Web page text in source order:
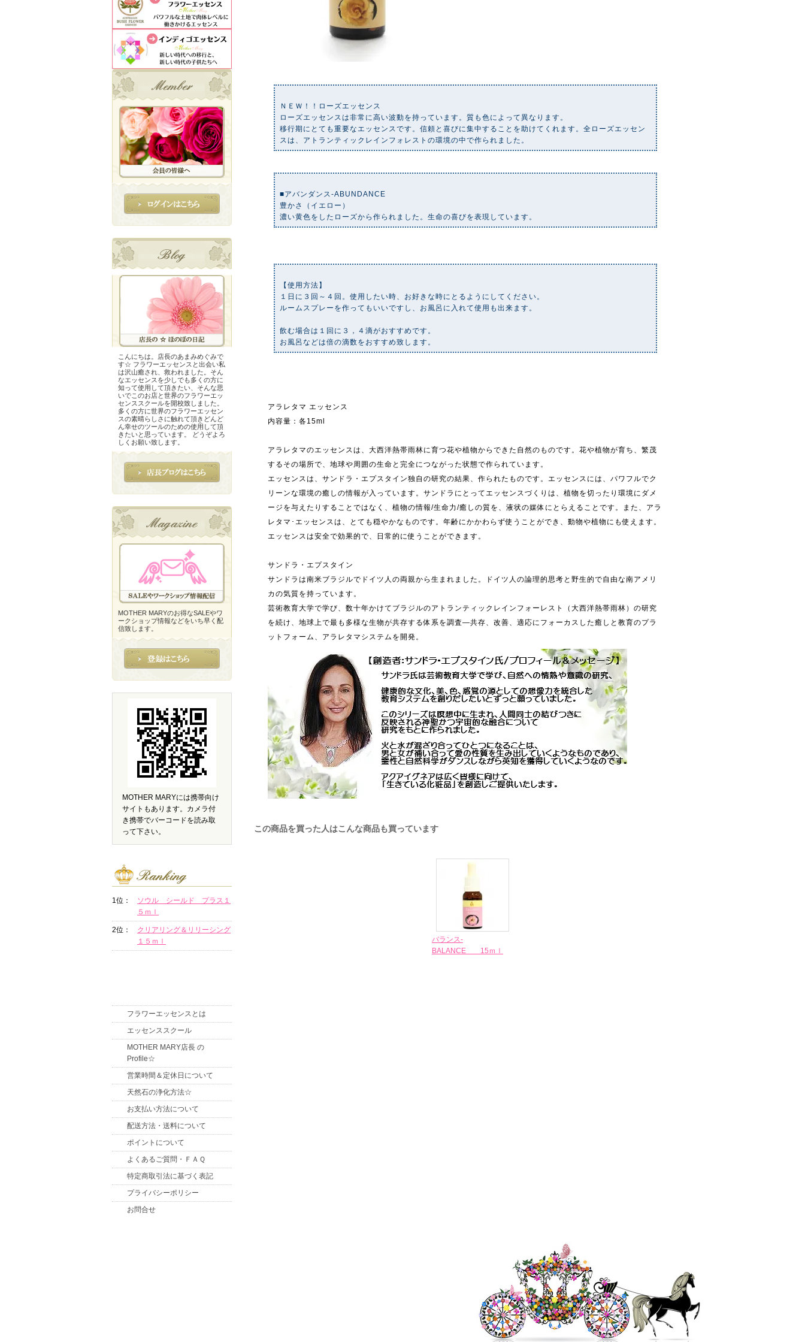
ＮＥＷ！！ローズエッセンス
ローズエッセンスは非常に高い波動を持っています。質も色によって異なります。
移行期にとても重要なエッセンスです。信頼と喜びに集中することを助けてくれます。全ローズエッセン
スは、アトランティックレインフォレストの環境の中で作られました。
■アバンダンス‐ABUNDANCE
豊かさ（イエロー）
濃い黄色をしたローズから作られました。生命の喜びを表現しています。
【使用方法】
１日に３回～４回。使用したい時、お好きな時にとるようにしてください。
ルームスプレーを作ってもいいですし、お風呂に入れて使用も出来ます。
飲む場合は１回に３，４滴がおすすめです。
お風呂などは倍の滴数をおすすめ致します。
アラレタマ エッセンス
内容量：各15ml
アラレタマのエッセンスは、大西洋熱帯雨林に育つ花や植物からできた自然のものです。花や植物が育ち、繁茂
するその場所で、地球や周囲の生命と完全につながった状態で作られています。
エッセンスは、サンドラ・エプスタイン独自の研究の結果、作られたものです。エッセンスには、パワフルでク
リーンな環境の癒しの情報が入っています。サンドラにとってエッセンスづくりは、植物を切ったり環境にダメ
ージを与えたりすることではなく、植物の情報/生命力/癒しの質を、液状の媒体にとらえることです。また、アラ
レタマ･エッセンスは、とても穏やかなものです。年齢にかかわらず使うことができ、動物や植物にも使えます。
エッセンスは安全で効果的で、日常的に使うことができます。
サンドラ・エプスタイン
サンドラは南米ブラジルでドイツ人の両親から生まれました。ドイツ人の論理的思考と野生的で自由な南アメリ
カの気質を持っています。
芸術教育大学で学び、数十年かけてブラジルのアトランティックレインフォーレスト（大西洋熱帯雨林）の研究
を続け、地球上で最も多様な生物が共存する体系を調査―共存、改善、適応にフォーカスした癒しと教育のプラ
ットフォーム、アラレタマシステムを開発。
この商品を買った人はこんな商品も買っています
バランス‐
BALANCE 15ｍｌ
こんにちは。店長のあまみめぐみで
す☆ フラワーエッセンスと出会い私
は沢山癒され、救われました。そん
なエッセンスを少しでも多くの方に
知って使用して頂きたい、そんな思
いでこのお店と世界のフラワーエッ
センススクールを開校致しました。
多くの方に世界のフラワーエッセン
スの素晴らしさに触れて頂きどんど
ん幸せのツールのための使用して頂
きたいと思っています。 どうぞよろ
しくお願い致します。
MOTHER MARYのお得なSALEやワ
ークショップ情報などをいち早く配
信致します。
MOTHER MARYには携帯向け
サイトもあります。カメラ付
き携帯でバーコードを読み取
って下さい。
1位：
ソウル シールド プラス１
５ｍｌ
2位：
クリアリング＆リリーシング
１５ｍｌ
フラワーエッセンスとは
エッセンススクール
MOTHER MARY店長 の
Profile☆
営業時間＆定休日について
天然石の浄化方法☆
お支払い方法について
配送方法・送料について
ポイントについて
よくあるご質問・ＦＡＱ
特定商取引法に基づく表記
プライバシーポリシー
お問合せ